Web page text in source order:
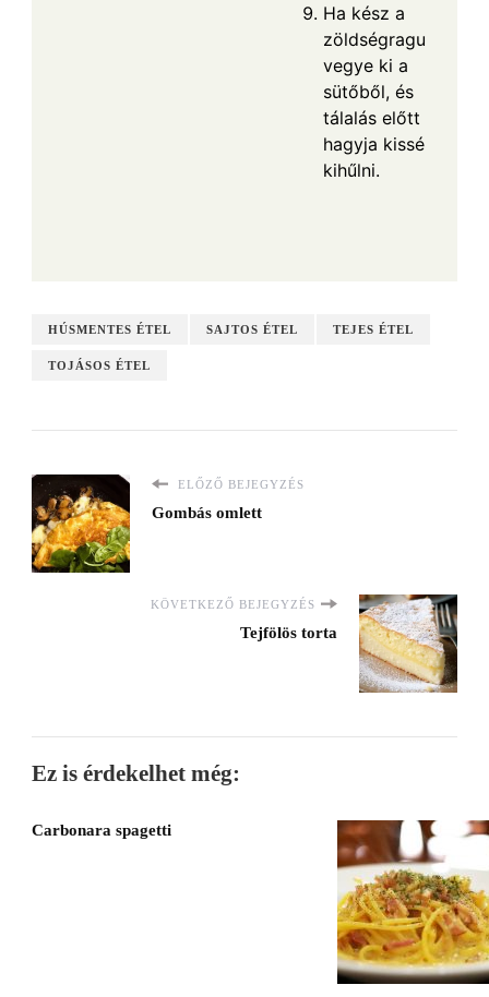
Ha kész a
zöldségragu
vegye ki a
sütőből, és
tálalás előtt
hagyja kissé
kihűlni.
HÚSMENTES ÉTEL SAJTOS ÉTEL TEJES ÉTEL
TOJÁSOS ÉTEL
ELŐZŐ BEJEGYZÉS
Gombás omlett
KÖVETKEZŐ BEJEGYZÉS
Tejfölös torta
Ez is érdekelhet még:
Carbonara spagetti